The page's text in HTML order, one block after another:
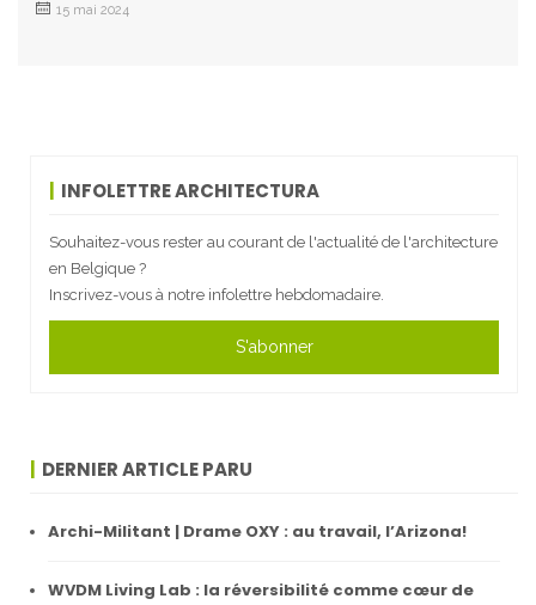
15 mai 2024
INFOLETTRE ARCHITECTURA
Souhaitez-vous rester au courant de l'actualité de l'architecture
en Belgique ?
Inscrivez-vous à notre infolettre hebdomadaire.
S'abonner
DERNIER ARTICLE PARU
Archi-Militant | Drame OXY : au travail, l’Arizona!
WVDM Living Lab : la réversibilité comme cœur de